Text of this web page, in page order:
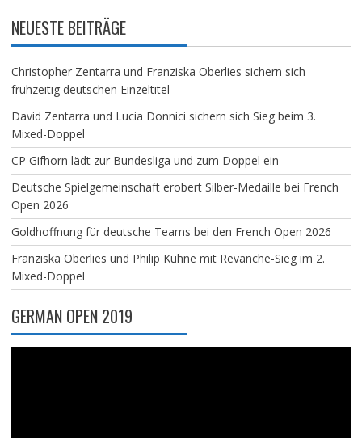
NEUESTE BEITRÄGE
Christopher Zentarra und Franziska Oberlies sichern sich
frühzeitig deutschen Einzeltitel
David Zentarra und Lucia Donnici sichern sich Sieg beim 3.
Mixed-Doppel
CP Gifhorn lädt zur Bundesliga und zum Doppel ein
Deutsche Spielgemeinschaft erobert Silber-Medaille bei French
Open 2026
Goldhoffnung für deutsche Teams bei den French Open 2026
Franziska Oberlies und Philip Kühne mit Revanche-Sieg im 2.
Mixed-Doppel
GERMAN OPEN 2019